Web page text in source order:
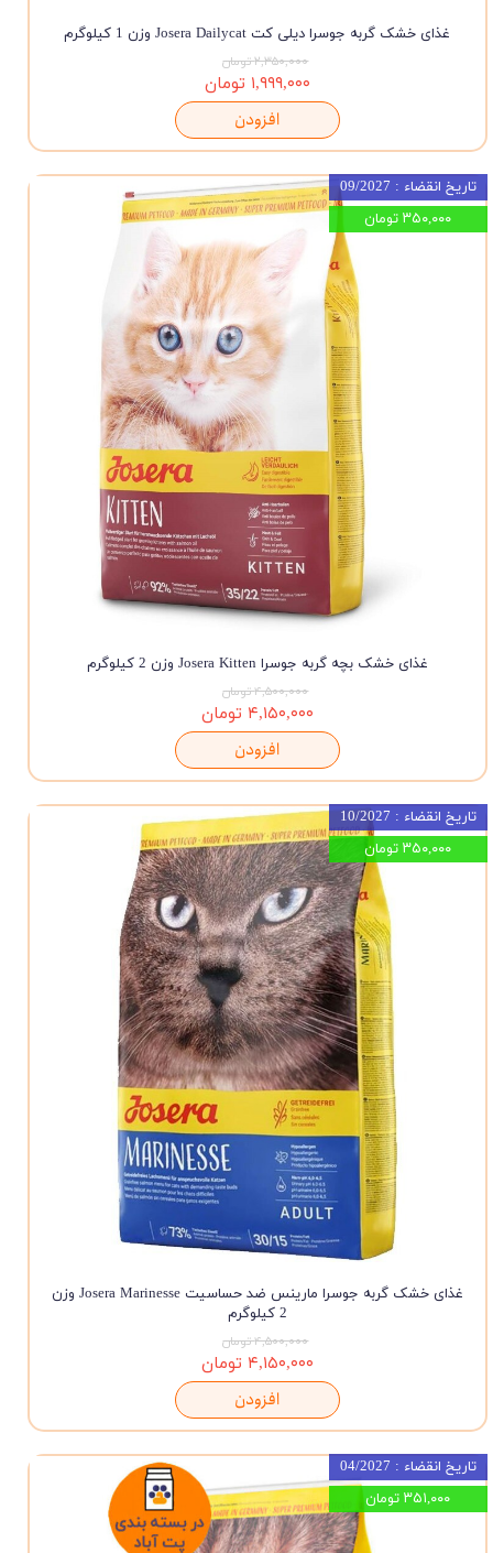
غذای خشک گربه جوسرا دیلی کت Josera Dailycat وزن 1 کیلوگرم
۲,۳۵۰,۰۰۰ تومان
۱,۹۹۹,۰۰۰ تومان
افزودن
غذای خشک بچه گربه جوسرا Josera Kitten وزن 2 کیلوگرم
۴,۵۰۰,۰۰۰ تومان
۴,۱۵۰,۰۰۰ تومان
افزودن
تاریخ انقضاء : 09/2027
۳۵۰,۰۰۰ تومان
غذای خشک گربه جوسرا مارینس ضد حساسیت Josera Marinesse وزن
2 کیلوگرم
۴,۵۰۰,۰۰۰ تومان
۴,۱۵۰,۰۰۰ تومان
افزودن
تاریخ انقضاء : 10/2027
۳۵۰,۰۰۰ تومان
تاریخ انقضاء : 04/2027
۳۵۱,۰۰۰ تومان